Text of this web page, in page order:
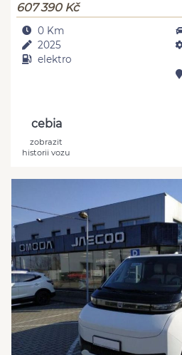
607 390 Kč
0 Km
2025
elektro
cebia
zobrazit
historii vozu